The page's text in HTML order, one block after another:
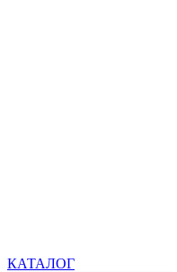
КАТАЛОГ